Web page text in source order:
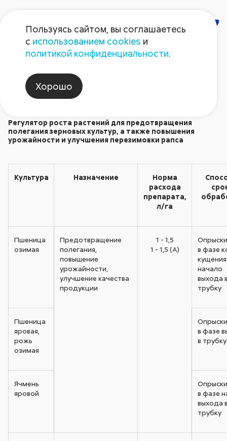
Рэгги
Регуляторы роста
Регулятор роста растений для предотвращения
полегания зерновых культур, а также повышения
урожайности и улучшения перезимовки рапса
Культура Назначение
Норма
расхода
препарата,
л/га
Пшеница
озимая
Предотвращение
полегания,
повышение
урожайности,
улучшение качества
продукции
1 - 1,5
1 - 1,5 (А)
в фазе
начало
выхода
трубку
Пшеница
яровая,
рожь
озимая
в фазе
в трубку
Ячмень
яровой
в фазе
выхода
трубку
Пользуясь сайтом, вы соглашаетесь
с использованием cookies и
политикой конфиденциальности.
Хорошо